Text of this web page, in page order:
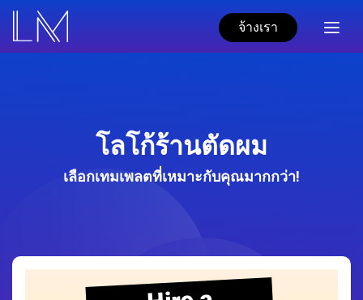
จ้างเรา
โลโก้ร้านตัดผม
เลือกเทมเพลตที่เหมาะกับคุณมากกว่า!